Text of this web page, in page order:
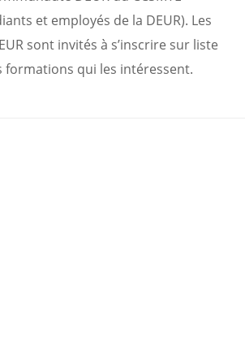
et employés de la DEUR). Les
sont invités à s’inscrire sur liste
formations qui les intéressent.